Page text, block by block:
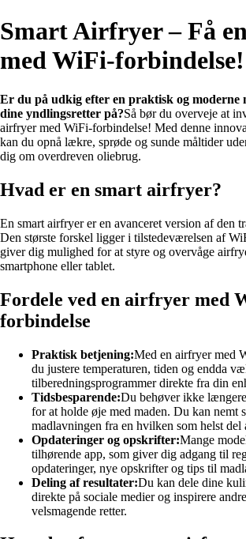
Smart Airfryer – Få
med WiFi-forbindelse!
Er du på udkig efter en praktisk og moderne
dine yndlingsretter på?Så bør du overveje at
airfryer med WiFi-forbindelse! Med denne
kan du opnå lækre, sprøde og sunde måltider
dig om overdreven oliebrug.
Hvad er en smart airfryer?
En smart airfryer er en avanceret version af den
Den største forskel ligger i tilstedeværelsen af
giver dig mulighed for at styre og overvåge
smartphone eller tablet.
Fordele ved en airfryer med
forbindelse
Praktisk betjening:Med en airfryer med
du justere temperaturen, tiden og endda
tilberedningsprogrammer direkte fra din
Tidsbesparende:Du behøver ikke
for at holde øje med maden. Du kan nemt
madlavningen fra en hvilken som helst del
Opdateringer og opskrifter:Mange
tilhørende app, som giver dig adgang til
opdateringer, nye opskrifter og tips til
Deling af resultater:Du kan dele dine
direkte på sociale medier og inspirere
velsmagende retter.